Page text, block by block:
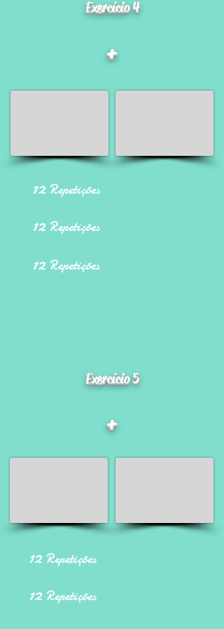
Exercício 4
+
12 Repetições
12 Repetições
12 Repetições
Exercício 5
+
12 Repetições
12 Repetições